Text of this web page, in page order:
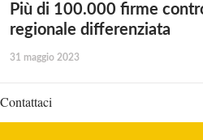
Più di 100.000 firme
regionale differenziata
31 maggio 2023
Contattaci